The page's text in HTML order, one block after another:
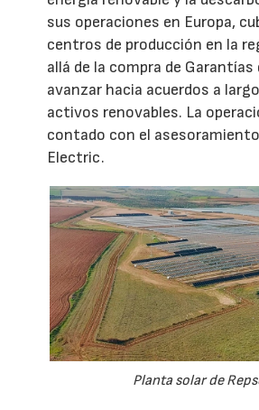
sus operaciones en Europa,
centros de producción en la
allá de la compra de Garantías
avanzar hacia acuerdos a
activos renovables. La
contado con el
Electric.
Planta solar de